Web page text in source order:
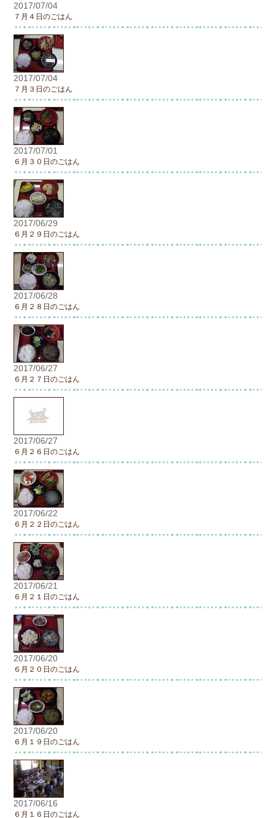
2017/07/04
７月４日のごはん
2017/07/04
７月３日のごはん
2017/07/01
６月３０日のごはん
2017/06/29
６月２９日のごはん
2017/06/28
６月２８日のごはん
2017/06/27
６月２７日のごはん
2017/06/27
６月２６日のごはん
2017/06/22
６月２２日のごはん
2017/06/21
６月２１日のごはん
2017/06/20
６月２０日のごはん
2017/06/20
６月１９日のごはん
2017/06/16
６月１６日のごはん